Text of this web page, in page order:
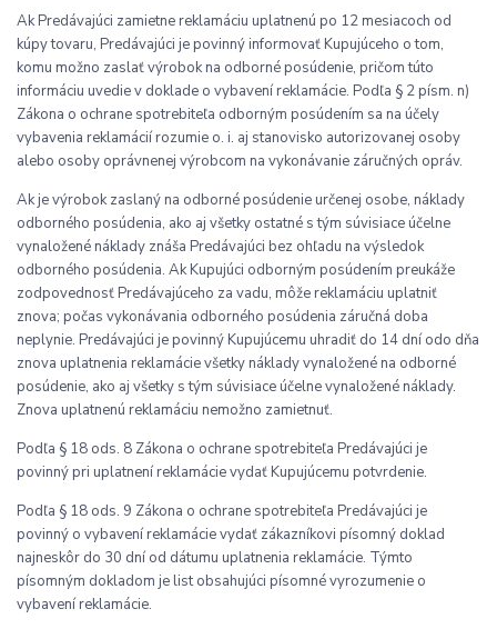
Ak Predávajúci zamietne reklamáciu uplatnenú po 12 mesiacoch od
kúpy tovaru, Predávajúci je povinný informovať Kupujúceho o tom,
komu možno zaslať výrobok na odborné posúdenie, pričom túto
informáciu uvedie v doklade o vybavení reklamácie. Podľa § 2 písm. n)
Zákona o ochrane spotrebiteľa odborným posúdením sa na účely
vybavenia reklamácií rozumie o. i. aj stanovisko autorizovanej osoby
alebo osoby oprávnenej výrobcom na vykonávanie záručných opráv.
Ak je výrobok zaslaný na odborné posúdenie určenej osobe, náklady
odborného posúdenia, ako aj všetky ostatné s tým súvisiace účelne
vynaložené náklady znáša Predávajúci bez ohľadu na výsledok
odborného posúdenia. Ak Kupujúci odborným posúdením preukáže
zodpovednosť Predávajúceho za vadu, môže reklamáciu uplatniť
znova; počas vykonávania odborného posúdenia záručná doba
neplynie. Predávajúci je povinný Kupujúcemu uhradiť do 14 dní odo dňa
znova uplatnenia reklamácie všetky náklady vynaložené na odborné
posúdenie, ako aj všetky s tým súvisiace účelne vynaložené náklady.
Znova uplatnenú reklamáciu nemožno zamietnuť.
Podľa § 18 ods. 8 Zákona o ochrane spotrebiteľa Predávajúci je
povinný pri uplatnení reklamácie vydať Kupujúcemu potvrdenie.
Podľa § 18 ods. 9 Zákona o ochrane spotrebiteľa Predávajúci je
povinný o vybavení reklamácie vydať zákazníkovi písomný doklad
najneskôr do 30 dní od dátumu uplatnenia reklamácie. Týmto
písomným dokladom je list obsahujúci písomné vyrozumenie o
vybavení reklamácie.